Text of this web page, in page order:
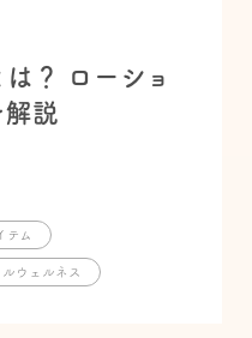
？ ローショ
解説
テム
ウェルネス